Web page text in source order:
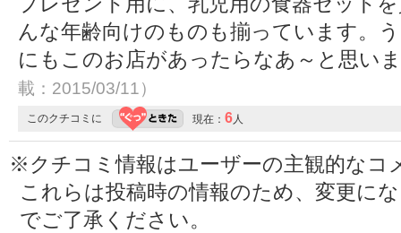
んな年齢向けのものも揃っています。
にもこのお店があったらなあ～と思い
載：2015/03/11）
このクチコミに 現在： 6人
※クチコミ情報はユーザーの主観的なコ
これらは投稿時の情報のため、変更に
でご了承ください。